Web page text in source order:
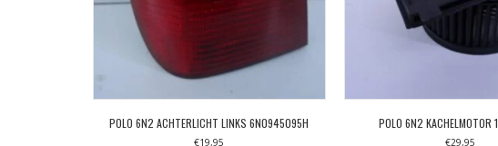
POLO 6N2 ACHTERLICHT LINKS 6N0945095H
€19,95
POLO 6N2 KACHELMOTOR
€29,95